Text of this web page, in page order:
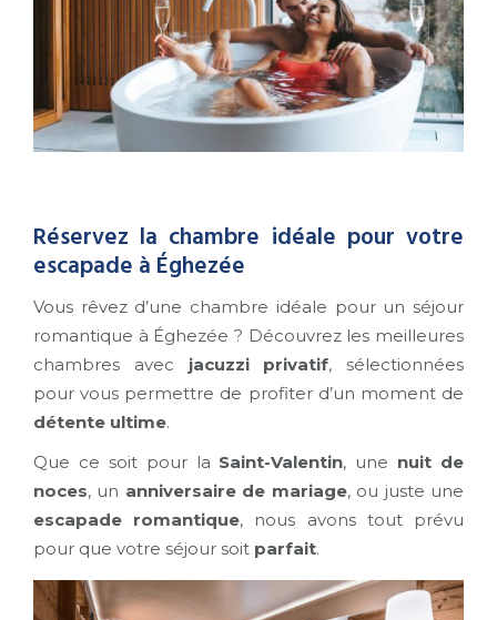
Réservez la chambre idéale pour votre
escapade à Éghezée
Vous rêvez d’une chambre idéale pour un séjour
romantique à Éghezée ? Découvrez les meilleures
chambres avec jacuzzi privatif, sélectionnées
pour vous permettre de profiter d’un moment de
détente ultime.
Que ce soit pour la Saint-Valentin, une nuit de
noces, un anniversaire de mariage, ou juste une
escapade romantique, nous avons tout prévu
pour que votre séjour soit parfait.